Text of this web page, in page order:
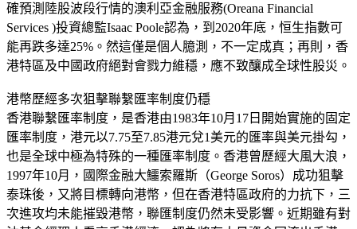
確預測陸股波段行情的澳利亞金融服務(Oreana Financial
Services )投資總監Isaac Poole認為，到2020年底，恒生指數可
能再跌多達25%。然這僅是個人臆測，不一定成真；再則，香
港特區及中國政府絕對會戮力維穩，應不致釀成全球性股災。
港幣歷經多次狙擊聯繫匯率制度仍穩
香港聯繫匯率制度，是香港由1983年10月17日開始實施的固定
匯率制度，港元以7.75至7.85港元兌1美元的匯率與美元掛勾，
也是全球中極為特殊的一種匯率制度。香港曾歷經大風大浪，
1997年10月，國際金融大鱷索羅斯（George Soros）成功狙擊
泰珠後，又將目標轉向港幣，但在香港特區政府的力抗下，三
次進攻均未能摧毀港幣，聯匯制度仍然未受影響。近期雖有對